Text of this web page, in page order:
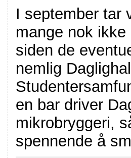
I september tar
mange nok
siden de
nemlig
en bar driver
mikrobryggeri,
spennende å